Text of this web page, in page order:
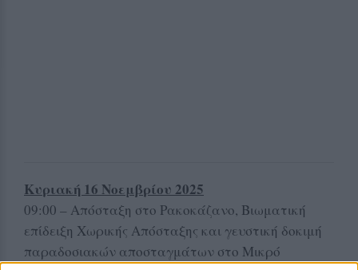
Κυριακή 16 Νοεμβρίου 2025
09:00 – Απόσταξη στο Ρακοκάζανο, Βιωματική
επίδειξη Χωρικής Απόσταξης και γευστική δοκιμή
παραδοσιακών αποσταγμάτων στο Μικρό